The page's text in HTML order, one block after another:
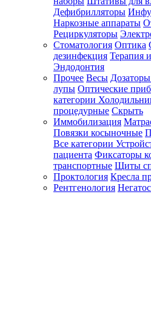
Дефибрилляторы
Наркозные аппараты
Рециркуляторы
Стоматология Оптика
дезинфекция Терапия
Эндодонтия
Прочее Весы
лупы Оптические
категории
процедурные Скрыть
Иммобилизация
Повязки косыночные
Все категории
пациента Фиксаторы
транспортные Щиты
Проктология Кресла
Рентгенология